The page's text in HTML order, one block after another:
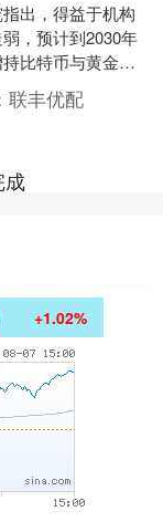
出，得益于机构
，预计到2030年
比特币与黄金资
经济学家玛丽安·
联丰优配
成
+1.02%